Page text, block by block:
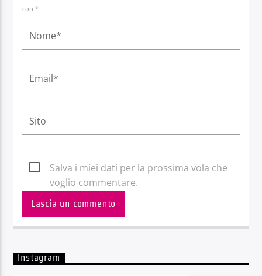
con *
Salva i miei dati per la prossima vola che
voglio commentare.
Instagram